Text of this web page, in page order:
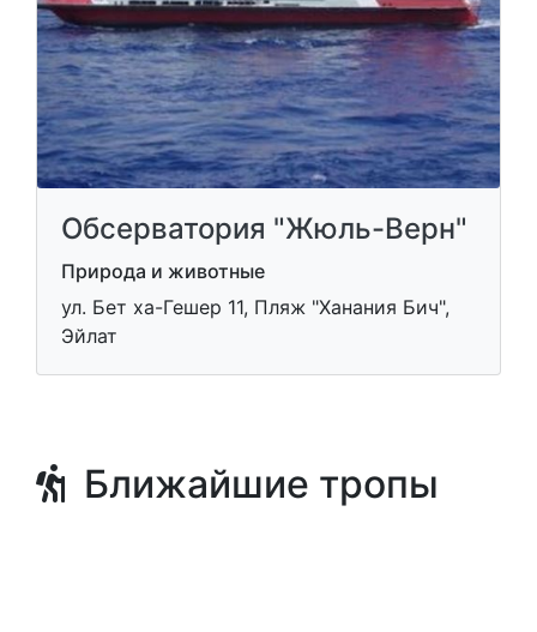
Обсерватория "Жюль-Верн"
Природа и животные
ул. Бет ха-Гешер 11, Пляж "Ханания Бич",
Эйлат
Ближайшие тропы